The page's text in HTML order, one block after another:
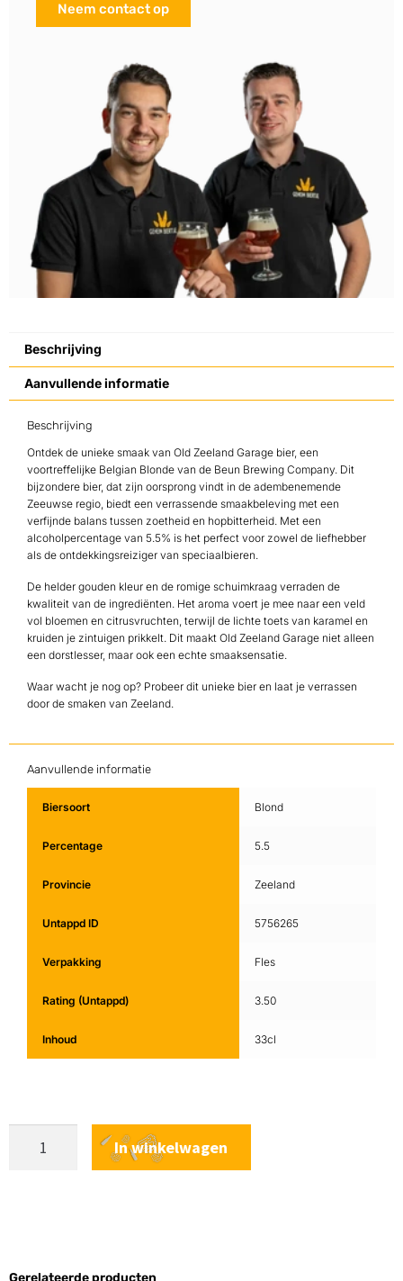
Neem contact op
Beschrijving
Aanvullende informatie
Beschrijving
Ontdek de unieke smaak van Old Zeeland Garage bier, een
voortreffelijke Belgian Blonde van de Beun Brewing Company. Dit
bijzondere bier, dat zijn oorsprong vindt in de adembenemende
Zeeuwse regio, biedt een verrassende smaakbeleving met een
verfijnde balans tussen zoetheid en hopbitterheid. Met een
alcoholpercentage van 5.5% is het perfect voor zowel de liefhebber
als de ontdekkingsreiziger van speciaalbieren.
De helder gouden kleur en de romige schuimkraag verraden de
kwaliteit van de ingrediënten. Het aroma voert je mee naar een veld
vol bloemen en citrusvruchten, terwijl de lichte toets van karamel en
kruiden je zintuigen prikkelt. Dit maakt Old Zeeland Garage niet alleen
een dorstlesser, maar ook een echte smaaksensatie.
Waar wacht je nog op? Probeer dit unieke bier en laat je verrassen
door de smaken van Zeeland.
Aanvullende informatie
Biersoort Blond
Percentage 5.5
Provincie Zeeland
Untappd ID 5756265
Verpakking Fles
Rating (Untappd) 3.50
Inhoud 33cl
In winkelwagen